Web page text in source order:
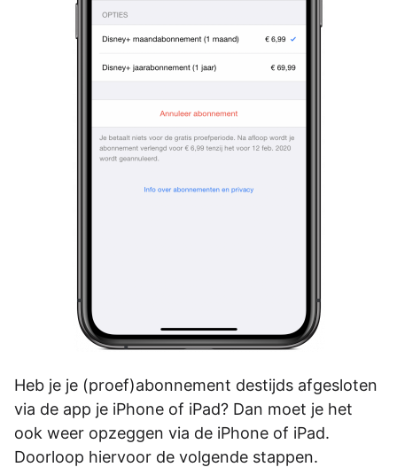
Heb je je (proef)abonnement destijds afgesloten
via de app je iPhone of iPad? Dan moet je het
ook weer opzeggen via de iPhone of iPad.
Doorloop hiervoor de volgende stappen.